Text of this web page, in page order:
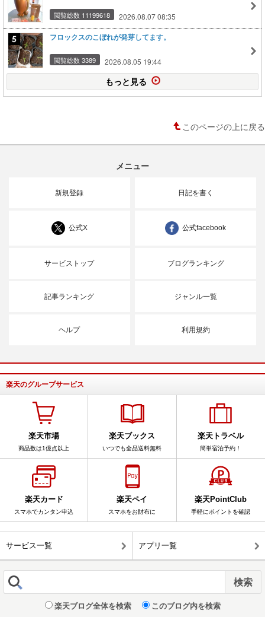
閲覧総数 11199618 2026.08.07 08:35
フロックスのこぼれが発芽してます。
閲覧総数 3389 2026.08.05 19:44
もっと見る
このページの上に戻る
メニュー
新規登録 日記を書く
公式X 公式facebook
サービストップ ブログランキング
記事ランキング ジャンル一覧
ヘルプ 利用規約
楽天のグループサービス
楽天市場
商品数は1億点以上
楽天ブックス
いつでも全品送料無料
楽天トラベル
簡単宿泊予約！
楽天カード
スマホでカンタン申込
楽天ペイ
スマホをお財布に
楽天PointClub
手軽にポイントを確認
サービス一覧 アプリ一覧
楽天ブログ全体を検索 このブログ内を検索